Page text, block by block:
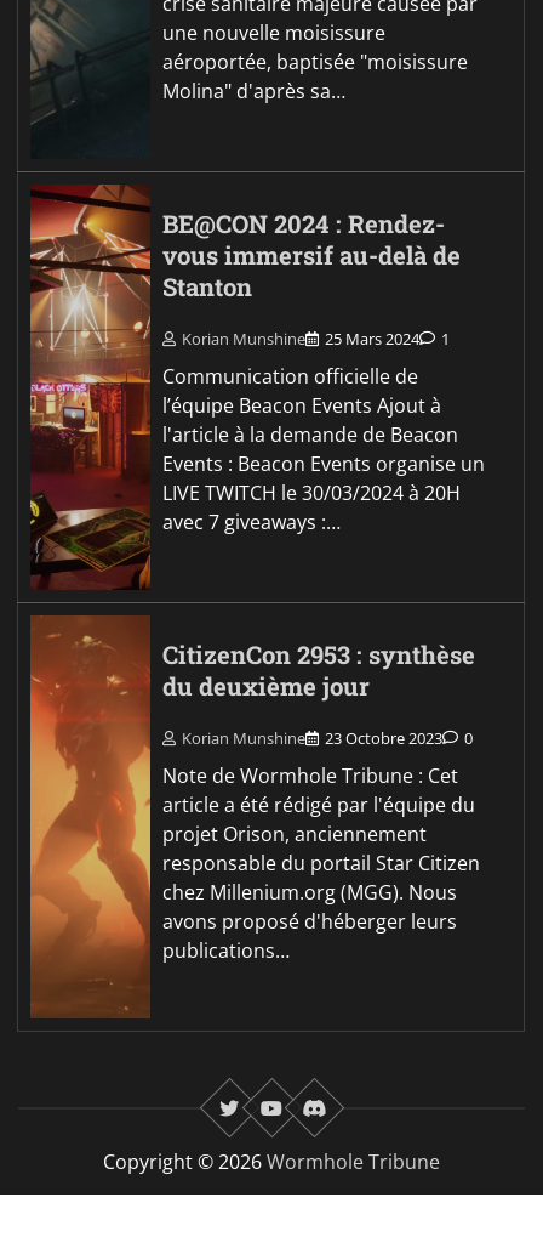
une nouvelle moisissure
aéroportée, baptisée "moisissure
Molina" d'après sa…
BE@CON 2024 : Rendez-
vous immersif au-delà de
Stanton
Korian Munshine 25 Mars 2024 1
Communication officielle de
l’équipe Beacon Events Ajout à
l'article à la demande de Beacon
Events : Beacon Events organise un
LIVE TWITCH le 30/03/2024 à 20H
avec 7 giveaways :…
CitizenCon 2953 : synthèse
du deuxième jour
Korian Munshine 23 Octobre 2023 0
Note de Wormhole Tribune : Cet
article a été rédigé par l'équipe du
projet Orison, anciennement
responsable du portail Star Citizen
chez Millenium.org (MGG). Nous
avons proposé d'héberger leurs
publications…
twitteryoutubeDiscord
Copyright © 2026Wormhole Tribune